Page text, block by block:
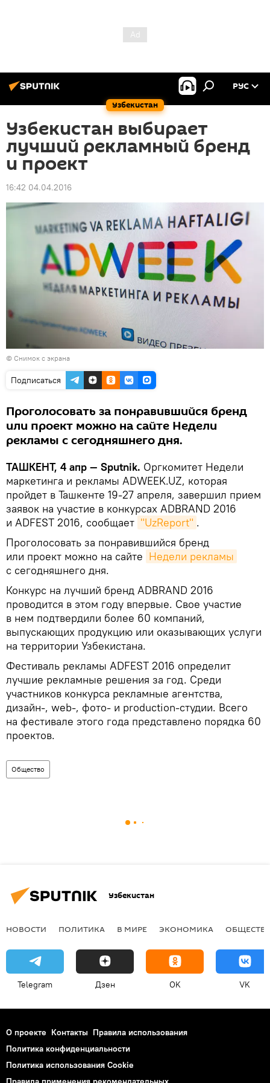
Узбекистан
РУС
Узбекистан выбирает
лучший рекламный бренд
и проект
16:42 04.04.2016
© Снимок с экрана
Подписаться
Проголосовать за понравившийся бренд
или проект можно на сайте Недели
рекламы с сегодняшнего дня.
ТАШКЕНТ, 4 апр — Sputnik. Оргкомитет Недели
маркетинга и рекламы ADWEEK.UZ, которая
пройдет в Ташкенте 19-27 апреля, завершил прием
заявок на участие в конкурсах ADBRAND 2016
и ADFEST 2016, сообщает "UzReport" .
Проголосовать за понравившийся бренд
или проект можно на сайте Недели рекламы
с сегодняшнего дня.
Конкурс на лучший бренд ADBRAND 2016
проводится в этом году впервые. Свое участие
в нем подтвердили более 60 компаний,
выпускающих продукцию или оказывающих услуги
на территории Узбекистана.
Фестиваль рекламы ADFEST 2016 определит
лучшие рекламные решения за год. Среди
участников конкурса рекламные агентства,
дизайн-, web-, фото- и production-студии. Всего
на фестивале этого года представлено порядка 60
проектов.
Общество
Узбекистан
НОВОСТИ ПОЛИТИКА В МИРЕ ЭКОНОМИКА
Telegram Дзен OK VK
О проекте Контакты Правила использования
Политика конфиденциальности
Политика использования Cookie